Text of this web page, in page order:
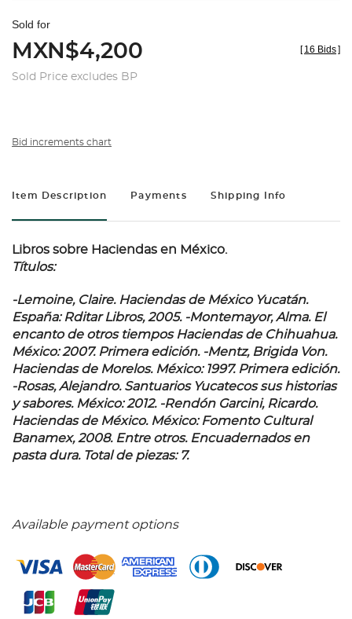
Sold for
MXN$4,200
Sold Price excludes BP
[ 16 Bids]
Bid increments chart
Item Description Payments Shipping Info
Libros sobre Haciendas en México.
Títulos:
-Lemoine, Claire. Haciendas de México Yucatán.
España: Rditar Libros, 2005. -Montemayor, Alma. El
encanto de otros tiempos Haciendas de Chihuahua.
México: 2007. Primera edición. -Mentz, Brigida Von.
Haciendas de Morelos. México: 1997. Primera edición.
-Rosas, Alejandro. Santuarios Yucatecos sus historias
y sabores. México: 2012. -Rendón Garcini, Ricardo.
Haciendas de México. México: Fomento Cultural
Banamex, 2008. Entre otros. Encuadernados en
pasta dura. Total de piezas: 7.
Available payment options